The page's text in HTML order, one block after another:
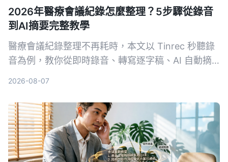
2026年醫療會議紀錄怎麼整理？5步驟從錄音
到AI摘要完整教學
醫療會議紀錄整理不再耗時，本文以 Tinrec 秒聽錄
音為例，教你從即時錄音、轉寫逐字稿、AI 自動摘
2026-08-07